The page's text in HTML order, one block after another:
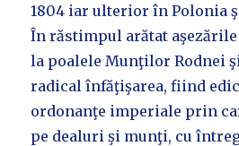
1804 iar ulterior în Polonia şi
În răstimpul arătat
la poalele Munţilor Rodnei
radical înfăţişarea, fiind
ordonanţe imperiale prin
pe dealuri şi munţi, cu